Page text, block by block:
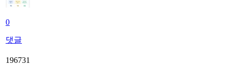
0
댓글
196731